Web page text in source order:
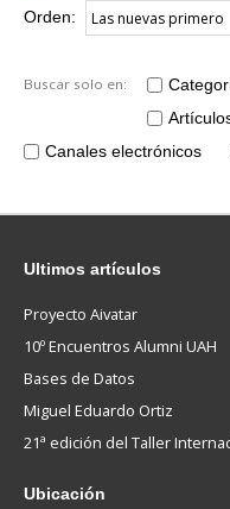
Orden:
Buscar solo en:
Canales electrónicos
Ultimos artículos
Proyecto Aivatar
10º Encuentros Alumni UAH
Bases de Datos
Miguel Eduardo Ortiz
21ª edición del Taller
Ubicación